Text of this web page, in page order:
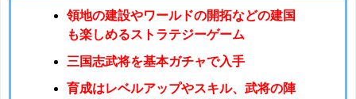
領地の建設やワールドの開拓などの建国
も楽しめるストラテジーゲーム
三国志武将を基本ガチャで入手
育成はレベルアップやスキル、武将の陣